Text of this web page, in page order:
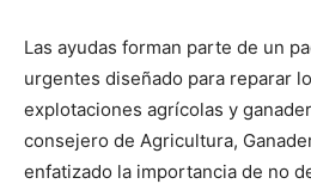
Las ayudas forman parte de un
urgentes diseñado para reparar
explotaciones agrícolas y
consejero de Agricultura,
enfatizado la importancia de no